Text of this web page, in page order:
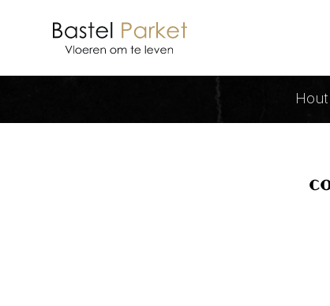
Hout